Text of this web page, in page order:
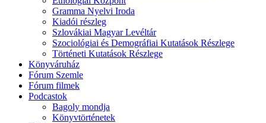
Gramma Nyelvi Iroda
Kiadói részleg
Szlovákiai Magyar Levéltár
Szociológiai és Demográfiai Kutatások Részlege
Történeti Kutatások Részlege
Könyváruház
Fórum Szemle
Fórum filmek
Podcastok
Bagoly mondja
Könyvtörténetek